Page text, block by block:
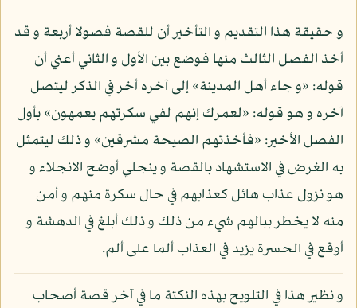
و حقيقة هذا التقديم و التأخير أن للقصة فصولا أربعة و قد
أخذ الفصل الثالث منها فوضع بين الأول و الثاني أعني أن
قوله: «و جاء أهل المدينة» إلى آخره أخر في الذكر ليتصل
آخره و هو قوله: «لعمرك إنهم لفي سكرتهم يعمهون» بأول
الفصل الأخير: «فأخذتهم الصيحة مشرقين» و ذلك ليتمثل
به الغرض في الاستشهاد بالقصة و ينجلي أوضح الانجلاء و
هو نزول عذاب هائل كعذابهم في حال سكرة منهم و أمن
منه لا يخطر ببالهم شيء من ذلك و ذلك أبلغ في الدهشة و
أوقع في الحسرة يزيد في العذاب ألما على ألم.
و نظير هذا في التلويح بهذه النكتة ما في آخر قصة أصحاب